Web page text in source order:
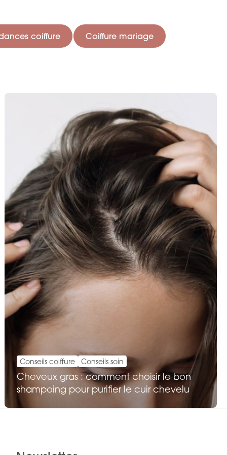
coiffure Coiffure mariage
Conseils coiffure Conseils soin
Cheveux gras : comment choisir le bon
shampoing pour purifier le cuir chevelu